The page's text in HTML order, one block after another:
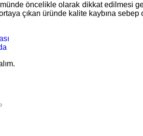
öncelikle olarak dikkat edilmesi
çıkan üründe kalite kaybına sebep